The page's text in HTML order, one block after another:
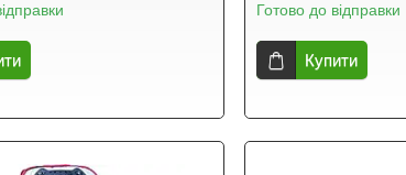
Готово до відправки
Купити